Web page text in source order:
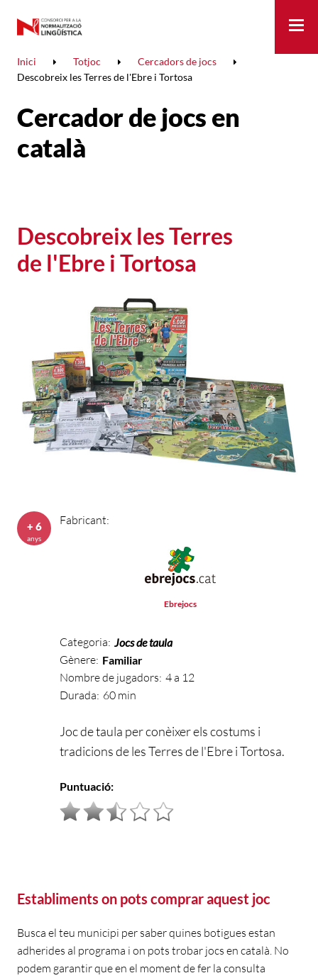
Inici Totjoc
Cercadors de jocs
Descobreix les Terres de l'Ebre i Tortosa
Cercador de jocs en
català
Descobreix les Terres
de l'Ebre i Tortosa
Fabricant:
Ebrejocs
Categoria: Jocs de taula
Gènere: Familiar
Nombre de jugadors: 4 a 12
Durada: 60 min
Joc de taula per conèixer els costums i
tradicions de les Terres de l'Ebre i Tortosa.
Puntuació:
+ 6
anys
Establiments on pots comprar aquest joc
Busca el teu municipi per saber quines botigues estan
adherides al programa i on pots trobar jocs en català. No
podem garantir que en el moment de fer la consulta